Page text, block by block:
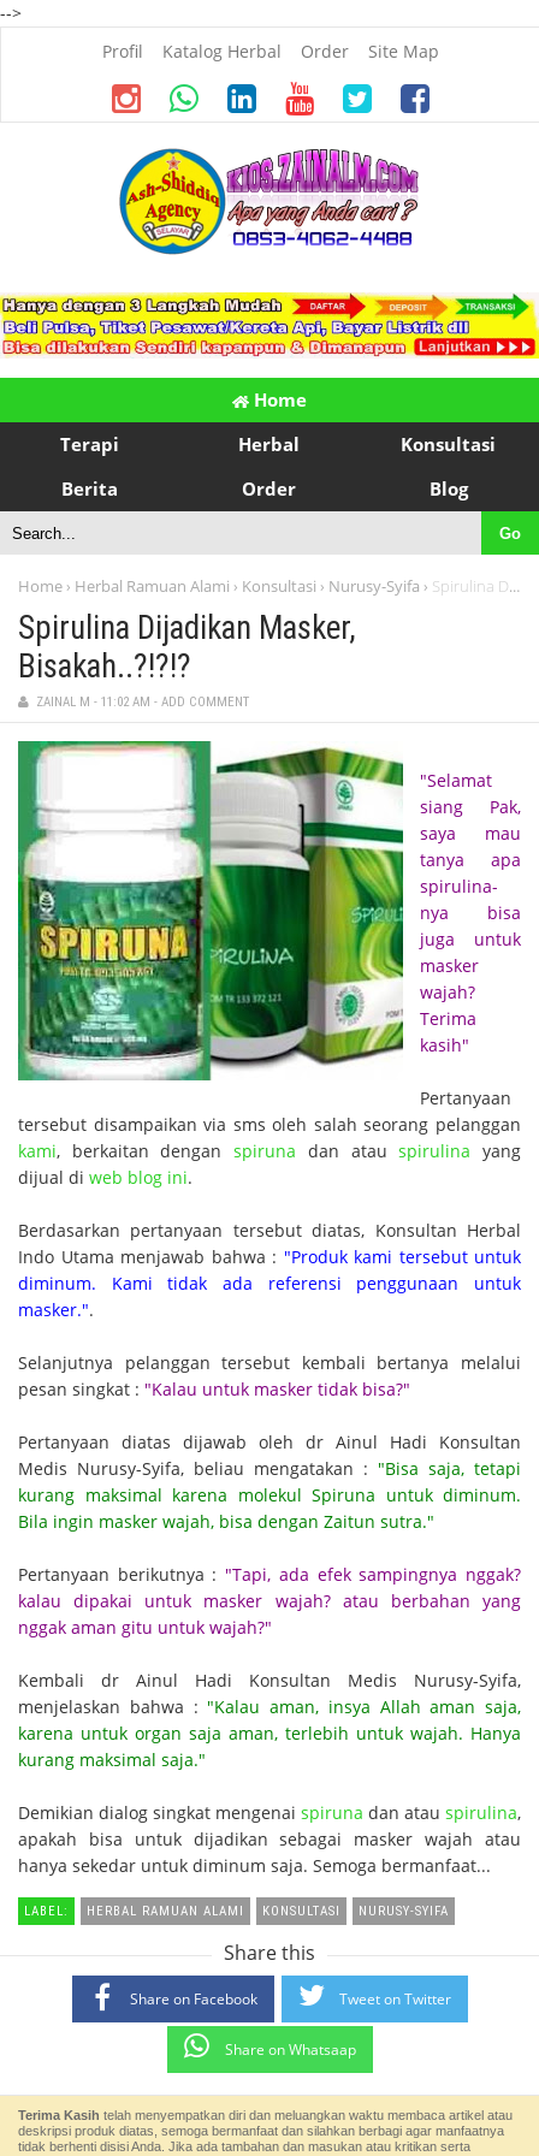
-->
Profil
Katalog Herbal Order Site Map
Home
Terapi
Herbal
Konsultasi
Berita
Order Blog
Home › Herbal Ramuan Alami › Konsultasi › Nurusy-Syifa › Spirulina Dijadikan Masker, Bisakah..?!?!?
Spirulina Dijadikan Masker,
Bisakah..?!?!?
ZAINAL M - 11:02 AM - ADD COMMENT
"Selamat
siang Pak,
saya mau
tanya apa
spirulina-
nya bisa
juga untuk
masker
wajah?
Terima
kasih"
Pertanyaan
tersebut disampaikan via sms oleh salah seorang pelanggan
kami, berkaitan denganspiruna dan atauspirulina yang
dijual di web blog ini.
Berdasarkan pertanyaan tersebut diatas, Konsultan Herbal
Indo Utama menjawab bahwa : "Produk kami tersebut untuk
diminum. Kami tidak ada referensi penggunaan untuk
masker.".
Selanjutnya pelanggan tersebut kembali bertanya melalui
pesan singkat : "Kalau untuk masker tidak bisa?"
Pertanyaan diatas dijawab oleh dr Ainul Hadi Konsultan
Medis Nurusy-Syifa, beliau mengatakan : "Bisa saja, tetapi
kurang maksimal karena molekul Spiruna untuk diminum.
Bila ingin masker wajah, bisa dengan Zaitun sutra."
Pertanyaan berikutnya : "Tapi, ada efek sampingnya nggak?
kalau dipakai untuk masker wajah? atau berbahan yang
nggak aman gitu untuk wajah?"
Kembali dr Ainul Hadi Konsultan Medis Nurusy-Syifa,
menjelaskan bahwa : "Kalau aman, insya Allah aman saja,
karena untuk organ saja aman, terlebih untuk wajah. Hanya
kurang maksimal saja."
Demikian dialog singkat mengenai spiruna dan atau spirulina,
apakah bisa untuk dijadikan sebagai masker wajah atau
hanya sekedar untuk diminum saja. Semoga bermanfaat...
LABEL: HERBAL RAMUAN ALAMI KONSULTASI NURUSY-SYIFA
Share this
Share on Facebook Tweet on Twitter
Share on Whatsaap
Terima Kasih telah menyempatkan diri dan meluangkan waktu membaca artikel atau
deskripsi produk diatas, semoga bermanfaat dan silahkan berbagi agar manfaatnya
tidak berhenti disisi Anda. Jika ada tambahan dan masukan atau kritikan serta